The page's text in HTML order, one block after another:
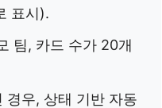
표시).
팀, 카드 수가 20개
경우, 상태 기반 자동